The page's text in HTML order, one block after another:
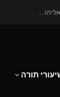
תורה